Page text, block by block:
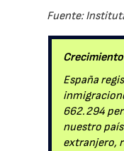
Fuente:
España
662.294
nuestro
extranjero,